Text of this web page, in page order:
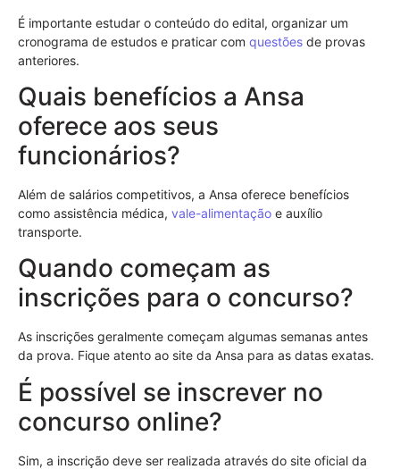
É importante estudar o conteúdo do edital, organizar um
cronograma de estudos e praticar com questões de provas
anteriores.
Quais benefícios a Ansa
oferece aos seus
funcionários?
Além de salários competitivos, a Ansa oferece benefícios
como assistência médica, vale-alimentação e auxílio
transporte.
Quando começam as
inscrições para o concurso?
As inscrições geralmente começam algumas semanas antes
da prova. Fique atento ao site da Ansa para as datas exatas.
É possível se inscrever no
concurso online?
Sim, a inscrição deve ser realizada através do site oficial da